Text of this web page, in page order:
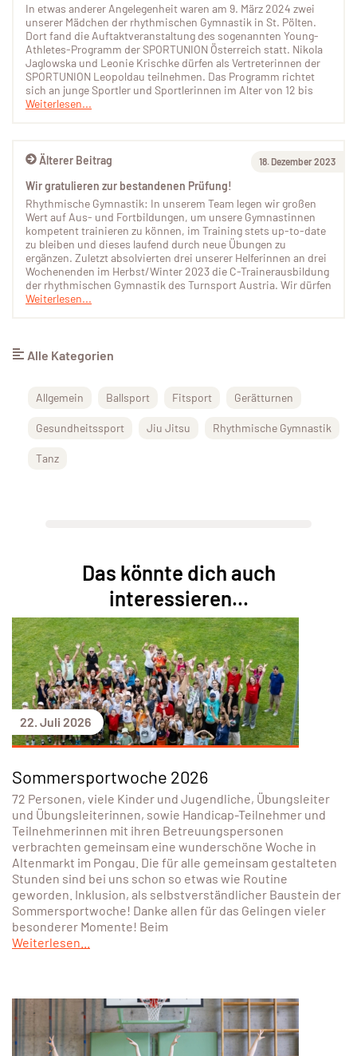
Älterer Beitrag 18. Dezember 2023
Wir gratulieren zur bestandenen Prüfung!
Rhythmische Gymnastik: In unserem Team legen wir großen
Wert auf Aus- und Fortbildungen, um unsere Gymnastinnen
kompetent trainieren zu können, im Training stets up-to-date
zu bleiben und dieses laufend durch neue Übungen zu
ergänzen. Zuletzt absolvierten drei unserer Helferinnen an drei
Wochenenden im Herbst/Winter 2023 die C-Trainerausbildung
der rhythmischen Gymnastik des Turnsport Austria. Wir dürfen
Weiterlesen...
In etwas anderer Angelegenheit waren am 9. März 2024 zwei
unserer Mädchen der rhythmischen Gymnastik in St. Pölten.
Dort fand die Auftaktveranstaltung des sogenannten Young-
Athletes-Programm der SPORTUNION Österreich statt. Nikola
Jaglowska und Leonie Krischke dürfen als Vertreterinnen der
SPORTUNION Leopoldau teilnehmen. Das Programm richtet
sich an junge Sportler und Sportlerinnen im Alter von 12 bis
Weiterlesen...
Alle Kategorien
Allgemein Ballsport Fitsport Gerätturnen
Gesundheitssport Jiu Jitsu Rhythmische Gymnastik
Tanz
Das könnte dich auch
interessieren...
22. Juli 2026
Sommersportwoche 2026
72 Personen, viele Kinder und Jugendliche, Übungsleiter
und Übungsleiterinnen, sowie Handicap-Teilnehmer und
Teilnehmerinnen mit ihren Betreuungspersonen
verbrachten gemeinsam eine wunderschöne Woche in
Altenmarkt im Pongau. Die für alle gemeinsam gestalteten
Stunden sind bei uns schon so etwas wie Routine
geworden. Inklusion, als selbstverständlicher Baustein der
Sommersportwoche! Danke allen für das Gelingen vieler
besonderer Momente! Beim
Weiterlesen...